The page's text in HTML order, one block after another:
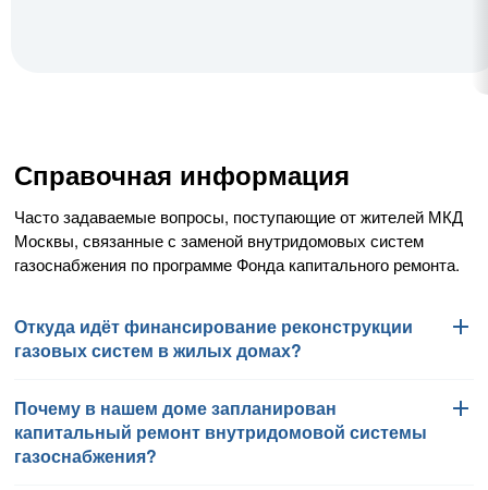
Справочная информация
Часто задаваемые вопросы, поступающие от жителей МКД
Москвы, связанные с заменой внутридомовых систем
газоснабжения по программе Фонда капитального ремонта.
Откуда идёт финансирование реконструкции
газовых систем в жилых домах?
Работы по замене внутридомовых систем газоснабжения
финансируются Фондом капитального ремонта
многоквартирных домов города Москвы в соответствии
Почему в нашем доме запланирован
капитальный ремонт внутридомовой системы
газоснабжения?